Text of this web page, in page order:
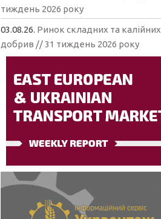
тиждень 2026 року
03.08.26. Ринок складних та калійних
добрив // 31 тиждень 2026 року